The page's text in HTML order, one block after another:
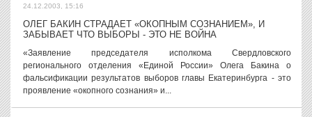
24.12.2003, 15:16
ОЛЕГ БАКИН СТРАДАЕТ «ОКОПНЫМ СОЗНАНИЕМ», И
ЗАБЫВАЕТ ЧТО ВЫБОРЫ - ЭТО НЕ ВОЙНА
«Заявление председателя исполкома Свердловского
регионального отделения «Единой России» Олега Бакина о
фальсификации результатов выборов главы Екатеринбурга - это
проявление «окопного сознания» и...